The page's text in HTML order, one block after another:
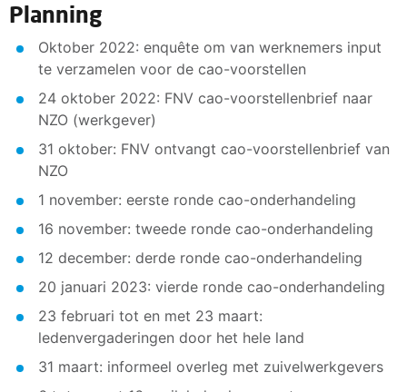
Planning
Oktober 2022: enquête om van werknemers input
te verzamelen voor de cao-voorstellen
24 oktober 2022: FNV cao-voorstellenbrief naar
NZO (werkgever)
31 oktober: FNV ontvangt cao-voorstellenbrief van
NZO
1 november: eerste ronde cao-onderhandeling
16 november: tweede ronde cao-onderhandeling
12 december: derde ronde cao-onderhandeling
20 januari 2023: vierde ronde cao-onderhandeling
23 februari tot en met 23 maart:
ledenvergaderingen door het hele land
31 maart: informeel overleg met zuivelwerkgevers